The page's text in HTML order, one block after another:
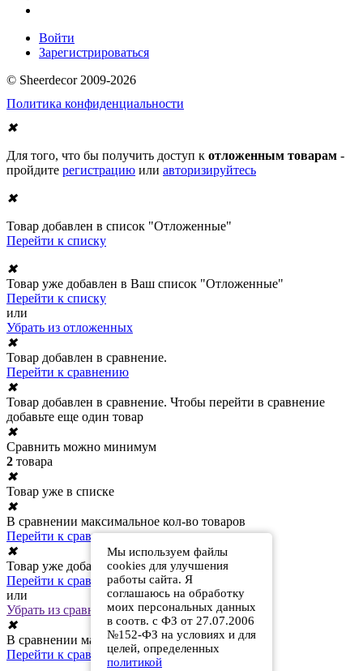
Войти
Зарегистрироваться
© Sheerdecor 2009-2026
Политика конфиденциальности
Мы используем файлы
cookies для улучшения
работы сайта. Я
соглашаюсь на обработку
моих персональных данных
в соотв. с ФЗ от 27.07.2006
№152-ФЗ на условиях и для
целей, определенных
политикой
✖
Для того, что бы получить доступ к отложенным товарам -
пройдите регистрацию или авторизируйтесь
✖
Товар добавлен в список "Отложенные"
Перейти к списку
✖
Товар уже добавлен в Ваш список "Отложенные"
Перейти к списку
или
Убрать из отложенных
✖
Товар добавлен в сравнение.
Перейти к сравнению
✖
Товар добавлен в сравнение. Чтобы перейти в сравнение
добавьте еще один товар
✖
Сравнить можно минимум
2 товара
✖
Товар уже в списке
✖
В сравнении максимальное кол-во товаров
Перейти к сравнению
✖
Товар уже добавлен в сравнение
Перейти к сравнению
или
Убрать из сравнения
✖
В сравнении максимальное кол-во товаров
Перейти к сравнению